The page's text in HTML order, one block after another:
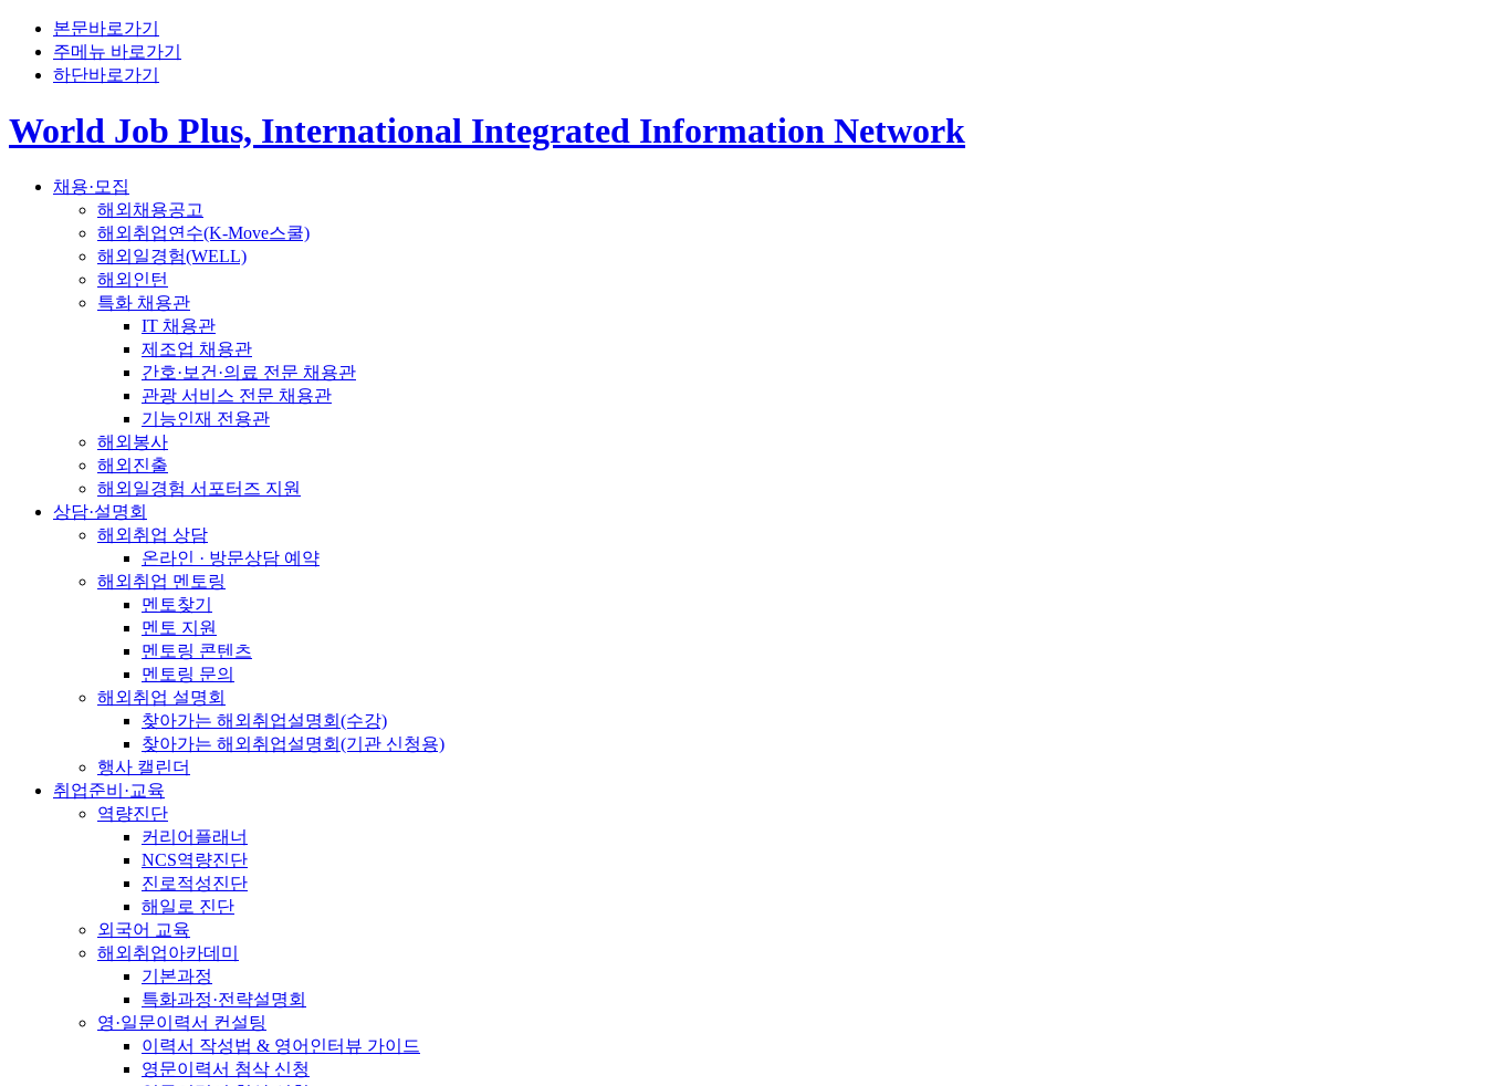
본문바로가기
주메뉴 바로가기
하단바로가기
World Job Plus, International Integrated Information Network
채용·모집
해외채용공고
해외취업연수(K-Move스쿨)
해외일경험(WELL)
해외인턴
특화 채용관
IT 채용관
제조업 채용관
간호·보건·의료 전문 채용관
관광 서비스 전문 채용관
기능인재 전용관
해외봉사
해외진출
해외일경험 서포터즈 지원
상담·설명회
해외취업 상담
온라인 · 방문상담 예약
해외취업 멘토링
멘토찾기
멘토 지원
멘토링 콘텐츠
멘토링 문의
해외취업 설명회
찾아가는 해외취업설명회(수강)
찾아가는 해외취업설명회(기관 신청용)
행사 캘린더
취업준비·교육
역량진단
커리어플래너
NCS역량진단
진로적성진단
해일로 진단
외국어 교육
해외취업아카데미
기본과정
특화과정·전략설명회
영·일문이력서 컨설팅
이력서 작성법 & 영어인터뷰 가이드
영문이력서 첨삭 신청